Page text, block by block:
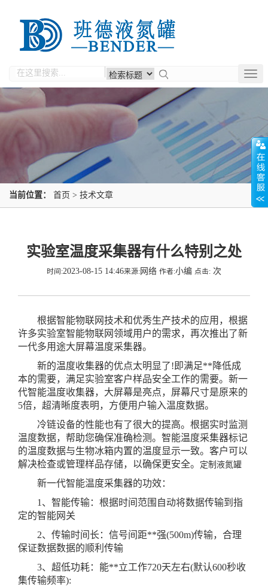
当前位置： 首页 > 技术文章
实验室温度采集器有什么特别之处
时间:2023-08-15 14:46来源:网络 作者:小编 点击: 次
根据智能物联网技术和优秀生产技术的应用，根据
许多实验室智能物联网领域用户的需求，再次推出了新
一代多用途大屏幕温度采集器。
新的温度收集器的优点太明显了!即满足**降低成
本的需要，满足实验室客户样品安全工作的需要。新一
代智能温度收集器，大屏幕是亮点，屏幕尺寸是原来的
5倍，超清晰度表明，方便用户输入温度数据。
冷链设备的性能也有了很大的提高。根据实时监测
温度数据，帮助您确保准确检测。智能温度采集器标记
的温度数据与生物冰箱内置的温度显示一致。客户可以
解决检查或管理样品存储，以确保更安全。
定制液氮罐
新一代智能温度采集器的功效：
1、智能传输：根据时间范围自动将数据传输到指
定的智能网关
2、传输时间长：信号间距**强(500m)传输，合理
保证数据数据的顺利传输
3、超低功耗：能**立工作720天左右(默认600秒收
集传输频率):